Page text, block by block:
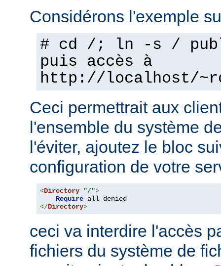
Considérons l'exemple
# cd /; ln -s /
puis accès à
http://localhost/
Ceci permettrait aux
l'ensemble du système
l'éviter, ajoutez le bloc
configuration de votre
<Directory "/">
Require
</Directory>
ceci va interdire l'accès
fichiers du système de